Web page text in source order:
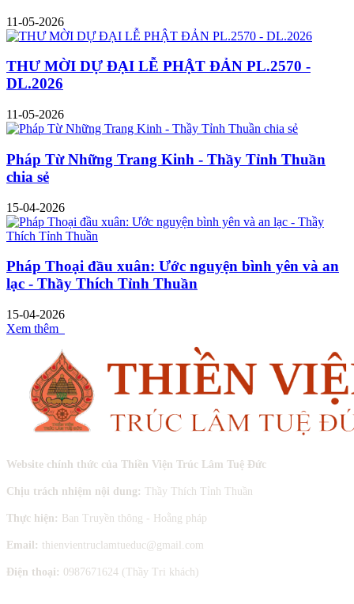
11-05-2026
THƯ MỜI DỰ ĐẠI LỄ PHẬT ĐẢN PL.2570 -
DL.2026
11-05-2026
Pháp Từ Những Trang Kinh - Thầy Tỉnh Thuần
chia sẻ
15-04-2026
Pháp Thoại đầu xuân: Ước nguyện bình yên và an
lạc - Thầy Thích Tỉnh Thuần
15-04-2026
Xem thêm
Website chính thức của Thiền Viện Trúc Lâm Tuệ Đức
Chịu trách nhiệm nội dung: Thầy Thích Tỉnh Thuần
Thực hiện: Ban Truyền thông - Hoằng pháp
Email: thienvientruclamtueduc@gmail.com
Điện thoại: 0987671624 (Thầy Tri khách)